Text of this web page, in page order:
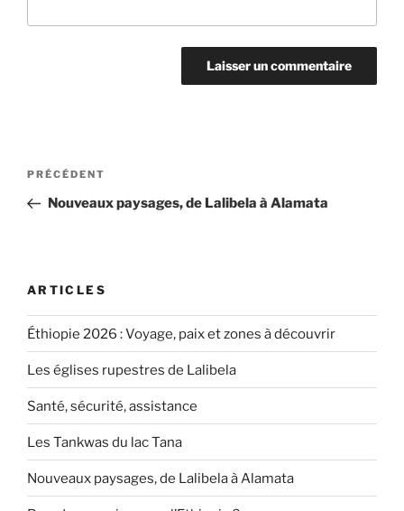
Navigation
l’article
Article
précédent
PRÉCÉDENT
Nouveaux paysages, de Lalibela à Alamata
ARTICLES
Éthiopie 2026 : Voyage, paix et zones à découvrir
Les églises rupestres de Lalibela
Santé, sécurité, assistance
Les Tankwas du lac Tana
Nouveaux paysages, de Lalibela à Alamata